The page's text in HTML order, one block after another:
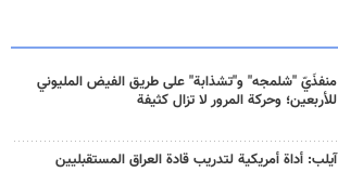
منفذَيّ "شلمجه" و"تشذابة" على طريق الفيض المليوني
للأربعين؛ وحركة المرور لا تزال كثيفة
آيلب: أداة أمريكية لتدريب قادة العراق المستقبليين